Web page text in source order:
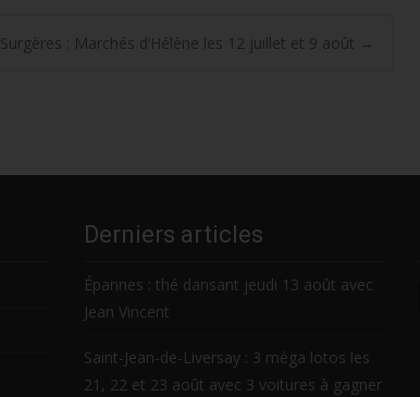
Surgères : Marchés d’Hélène les 12 juillet et 9 août →
Derniers articles
Épannes : thé dansant jeudi 13 août avec
Jean Vincent
Saint-Jean-de-Liversay : 3 méga lotos les
21, 22 et 23 août avec 3 voitures à gagner